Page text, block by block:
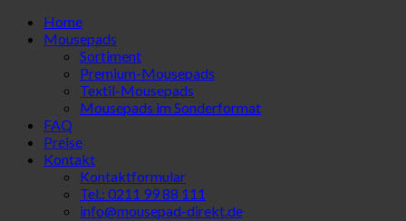
Home
Mousepads
Sortiment
Premium-Mousepads
Textil-Mousepads
Mousepads im Sonderformat
FAQ
Preise
Kontakt
Kontaktformular
Tel.: 0211 99 88 111
info@mousepad-direkt.de